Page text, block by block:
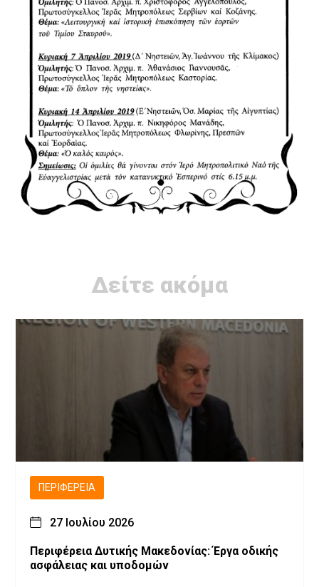
Δείτε ακόμα
ΠΕΡΙΦΈΡΕΙΑ
27 Ιουλίου 2026
Περιφέρεια Δυτικής Μακεδονίας: Έργα οδικής
ασφάλειας και υποδομών